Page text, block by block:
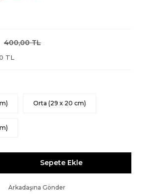
400,00 TL
TL
Orta (29 x 20 cm)
Sepete Ekle
Arkadaşına Gönder